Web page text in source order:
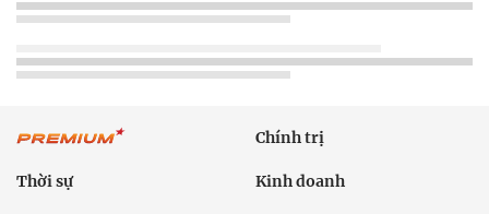
Chính trị
Thời sự Kinh doanh